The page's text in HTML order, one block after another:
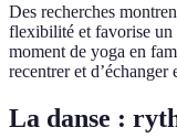
Des recherches
flexibilité et favorise un
moment de yoga en
recentrer et
La danse :